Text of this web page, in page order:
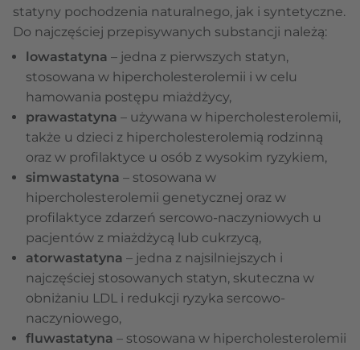
statyny pochodzenia naturalnego, jak i syntetyczne.
Do najczęściej przepisywanych substancji należą:
lowastatyna – jedna z pierwszych statyn,
stosowana w hipercholesterolemii i w celu
hamowania postępu miażdżycy,
prawastatyna – używana w hipercholesterolemii,
także u dzieci z hipercholesterolemią rodzinną
oraz w profilaktyce u osób z wysokim ryzykiem,
simwastatyna – stosowana w
hipercholesterolemii genetycznej oraz w
profilaktyce zdarzeń sercowo-naczyniowych u
pacjentów z miażdżycą lub cukrzycą,
atorwastatyna – jedna z najsilniejszych i
najczęściej stosowanych statyn, skuteczna w
obniżaniu LDL i redukcji ryzyka sercowo-
naczyniowego,
fluwastatyna – stosowana w hipercholesterolemii